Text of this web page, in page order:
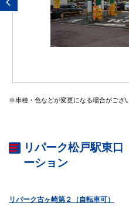
※車種・色などが変更になる場合がござ
リパーク松戸駅東
ーション
リパーク古ヶ崎第２（自転車可）